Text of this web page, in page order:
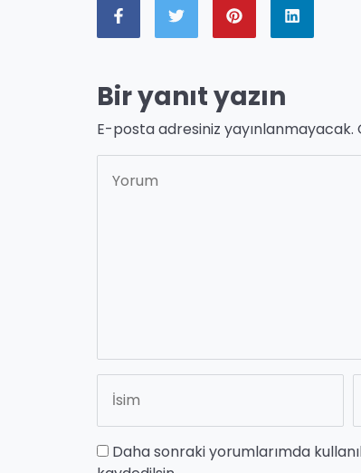
Bir yanıt yazın
E-posta adresiniz yayınlanmayacak.
Daha sonraki yorumlarımda